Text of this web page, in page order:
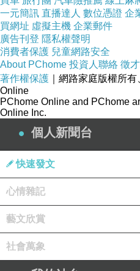
當地有一句俗語：這裡
你，而它們都有能力殺死
生活在亞馬遜雨林的當
是非常危險的，這是因
電鰻，水蛇以及喜歡鑽
除了牙籤魚之外，其他
人類，而牙籤魚一旦鑽
手術才能取出，然而當
一元簡訊 直播達人 數位憑證 企
買網址 虛擬主機 企業郵件
廣告刊登 隱私權聲明
消費者保護 兒童網路安全
About PChome 投資人聯絡 徵才
著作權保護 ｜網路家庭版權所
Online
PChome Online and PChome
Online Inc.
個人新聞台
快速發文
心情雜記
藝文欣賞
社會萬象